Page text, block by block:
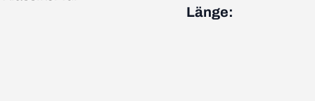
Länge: